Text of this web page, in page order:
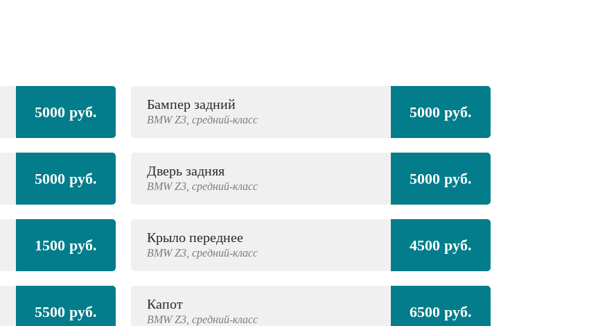
5000 руб. Бампер задний
BMWZ3, средний-класс 5000 руб.
5000 руб. Дверь задняя
BMWZ3, средний-класс 5000 руб.
1500 руб. Крыло переднее
BMWZ3, средний-класс 4500 руб.
5500 руб. Капот
BMWZ3, средний-класс 6500 руб.